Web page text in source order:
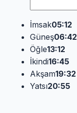
İmsak05:12
Güneş06:42
Öğle13:12
İkindi16:45
Akşam19:32
Yatsı20:55